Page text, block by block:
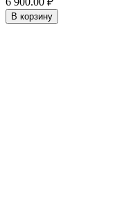
В корзину